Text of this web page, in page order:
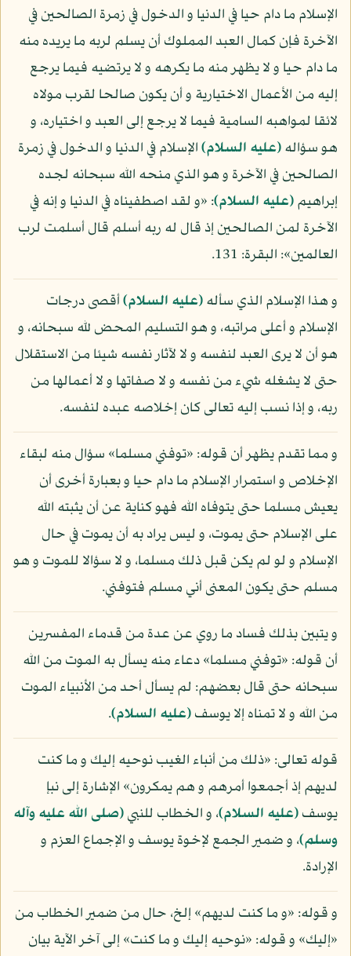
الإسلام ما دام حيا في الدنيا و الدخول في زمرة الصالحين في
الآخرة فإن كمال العبد المملوك أن يسلم لربه ما يريده منه
ما دام حيا و لا يظهر منه ما يكرهه و لا يرتضيه فيما يرجع
إليه من الأعمال الاختيارية و أن يكون صالحا لقرب مولاه
لائقا لمواهبه السامية فيما لا يرجع إلى العبد و اختياره، و
هو سؤاله(عليه السلام)الإسلام في الدنيا و الدخول في زمرة
الصالحين في الآخرة و هو الذي منحه الله سبحانه لجده
إبراهيم(عليه السلام): «و لقد اصطفيناه في الدنيا و إنه في
الآخرة لمن الصالحين إذ قال له ربه أسلم قال أسلمت لرب
العالمين»: البقرة: 131.
و هذا الإسلام الذي سأله(عليه السلام)أقصى درجات
الإسلام و أعلى مراتبه، و هو التسليم المحض لله سبحانه، و
هو أن لا يرى العبد لنفسه و لا لآثار نفسه شيئا من الاستقلال
حتى لا يشغله شيء من نفسه و لا صفاتها و لا أعمالها من
ربه، و إذا نسب إليه تعالى كان إخلاصه عبده لنفسه.
و مما تقدم يظهر أن قوله: «توفني مسلما» سؤال منه لبقاء
الإخلاص و استمرار الإسلام ما دام حيا و بعبارة أخرى أن
يعيش مسلما حتى يتوفاه الله فهو كناية عن أن يثبته الله
على الإسلام حتى يموت، و ليس يراد به أن يموت في حال
الإسلام و لو لم يكن قبل ذلك مسلما، و لا سؤالا للموت و هو
مسلم حتى يكون المعنى أني مسلم فتوفني.
و يتبين بذلك فساد ما روي عن عدة من قدماء المفسرين
أن قوله: «توفني مسلما» دعاء منه يسأل به الموت من الله
سبحانه حتى قال بعضهم: لم يسأل أحد من الأنبياء الموت
من الله و لا تمناه إلا يوسف(عليه السلام).
قوله تعالى: «ذلك من أنباء الغيب نوحيه إليك و ما كنت
لديهم إذ أجمعوا أمرهم و هم يمكرون» الإشارة إلى نبإ
يوسف(عليه السلام)، و الخطاب للنبي(صلى الله عليه وآله
وسلم)، و ضمير الجمع لإخوة يوسف و الإجماع العزم و
الإرادة.
و قوله: «و ما كنت لديهم» إلخ، حال من ضمير الخطاب من
«إليك» و قوله: «نوحيه إليك و ما كنت» إلى آخر الآية بيان